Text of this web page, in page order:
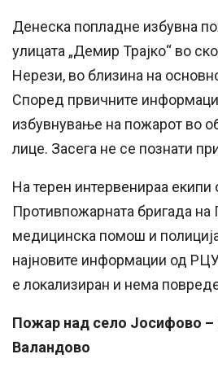
Денеска попладне избувна
улицата „Демир Трајко“ во
Нерези, во близина на
Според првичните
избувнување на пожарот во
лице. Засега не се познати
На терен интервенираа екипи
Противпожарната бригада на
медицинска помош и
најновите информации од
е локализиран и нема
Пожар над село Јосифово
Валандово